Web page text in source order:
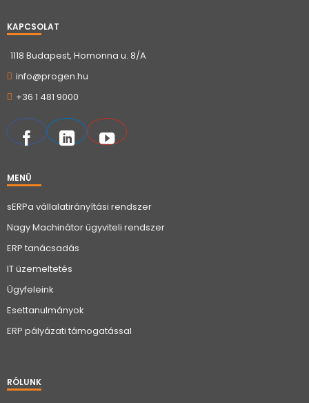
KAPCSOLAT
1118 Budapest, Homonna u. 8/A
info@progen.hu
+36 1 481 9000
MENÜ
sERPa vállalatirányítási rendszer
Nagy Machinátor ügyviteli rendszer
ERP tanácsadás
IT üzemeltetés
Ügyfeleink
Esettanulmányok
ERP pályázati támogatással
RÓLUNK